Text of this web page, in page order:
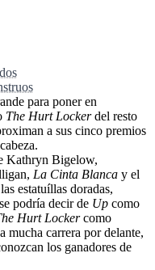
para poner en
The Hurt Lockerdel resto
a sus cinco premios
Kathryn Bigelow,
La Cinta Blanca y el
estatuíllas doradas,
podría decir de Up como
Hurt Lockercomo
mucha carrera por delante,
los ganadores de